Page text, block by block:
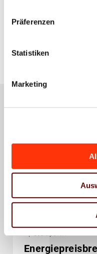
Präferenzen
Statistiken
Marketing
Das
Wirtschaftspolitik
Sozialpolitik